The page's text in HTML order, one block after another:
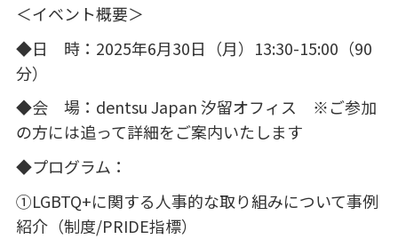
＜イベント概要＞
◆日 時： 2025年6月30日（月） 13:30-15:00 （90
分）
◆会 場： dentsu Japan汐留オフィス ※ご参加
の方には追って詳細をご案内いたします
◆プログラム：
①LGBTQ+に関する人事的な取り組みについて事例
紹介（制度/PRIDE指標）